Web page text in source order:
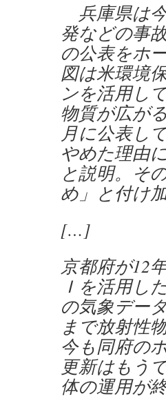
兵庫県は
発などの事
の公表をホ
図は米環境
ンを活用し
物質が広が
月に公表し
やめた理由
と説明。そ
め」と付け加
[…]
京都府が12
Ｉを活用し
の気象デー
まで放射性
今も同府の
更新はもう
体の運用が